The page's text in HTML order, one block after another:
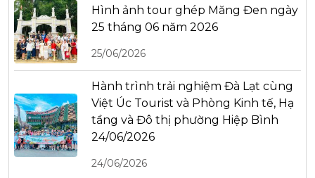
Hình ảnh tour ghép Măng Đen ngày
25 tháng 06 năm 2026
25/06/2026
Hành trình trải nghiệm Đà Lạt cùng
Việt Úc Tourist và Phòng Kinh tế, Hạ
tầng và Đô thị phường Hiệp Bình
24/06/2026
24/06/2026